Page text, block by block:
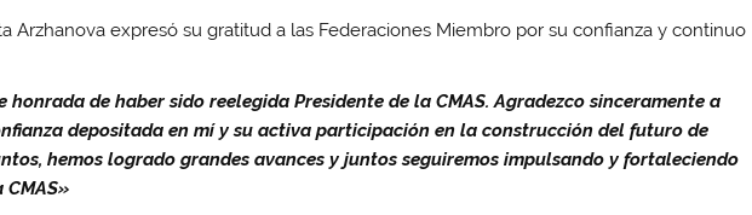
Arzhanova expresó su gratitud a las Federaciones Miembro por su confianza y continuo
honrada de haber sido reelegida Presidente de la CMAS. Agradezco sinceramente a
depositada en mí y su activa participación en la construcción del futuro de
hemos logrado grandes avances y juntos seguiremos impulsando y fortaleciendo